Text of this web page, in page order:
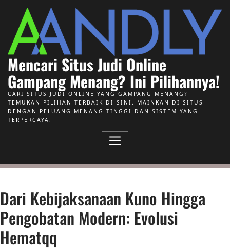
Skip to Content
Mencari Situs Judi Online
Gampang Menang? Ini Pilihannya!
CARI SITUS JUDI ONLINE YANG GAMPANG MENANG?
TEMUKAN PILIHAN TERBAIK DI SINI. MAINKAN DI SITUS
DENGAN PELUANG MENANG TINGGI DAN SISTEM YANG
TERPERCAYA.
Dari Kebijaksanaan Kuno Hingga
Pengobatan Modern: Evolusi
Hematqq